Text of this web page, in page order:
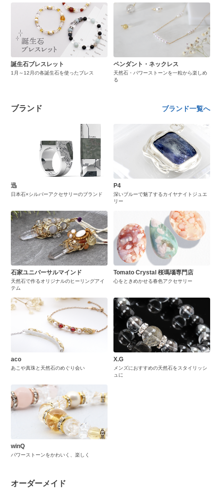
誕生石ブレスレット
1月～12月の各誕生石を使ったブレス
ペンダント・ネックレス
天然石・パワーストーンを一粒から楽しめ
る
ブランド ブランド一覧へ
迅
日本石×シルバーアクセサリーのブランド
P4
深いブルーで魅了するカイヤナイトジュエ
リー
石家ユニバーサルマインド
天然石で作るオリジナルのヒーリングアイ
テム
Tomato Crystal 桜瑪瑙専門店
心をときめかせる春色アクセサリー
aco
あこや真珠と天然石のめぐり会い
X.G
メンズにおすすめの天然石をスタイリッシ
ュに
winQ
パワーストーンをかわいく、楽しく
オーダーメイド